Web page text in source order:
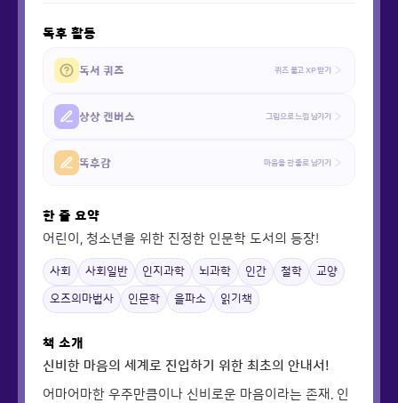
독후 활동
독서 퀴즈 퀴즈 풀고 XP 받기
상상 캔버스 그림으로 느낌 남기기
똑후감 마음을 한 줄로 남기기
한 줄 요약
어린이, 청소년을 위한 진정한 인문학 도서의 등장!
사회 사회일반 인지과학 뇌과학 인간 철학 교양
오즈의마법사 인문학 을파소 읽기책
책 소개
신비한 마음의 세계로 진입하기 위한 최초의 안내서!
어마어마한 우주만큼이나 신비로운 마음이라는 존재. 인